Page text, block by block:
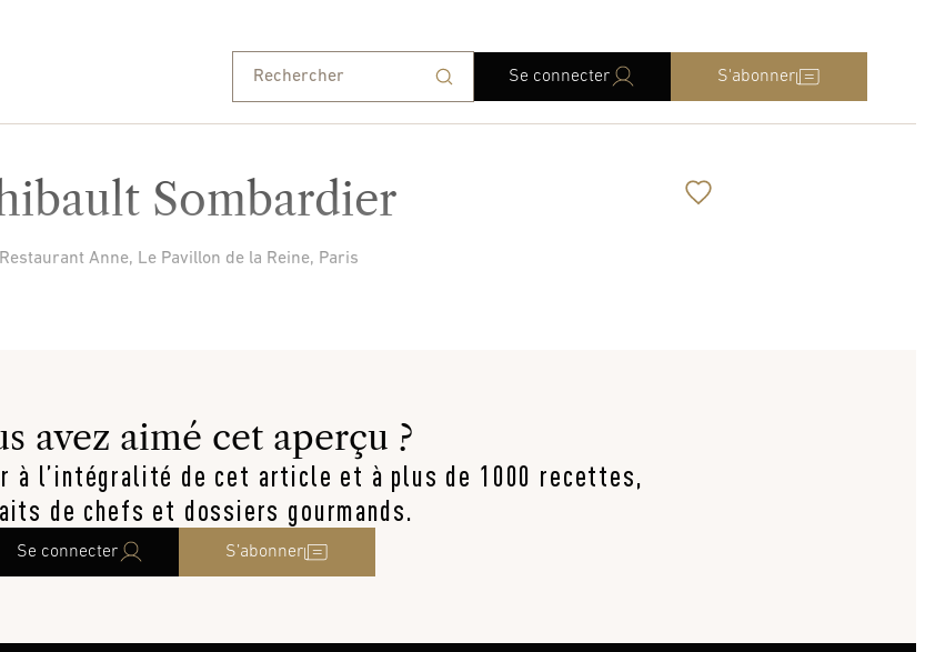
Se connecter S'abonner
Sombardier
Restaurant Anne, Le Pavillon de la Reine, Paris
avez aimé cet aperçu ?
à l’intégralité de cet article et à plus de 1000 recettes,
de chefs et dossiers gourmands.
Se connecter S’abonner